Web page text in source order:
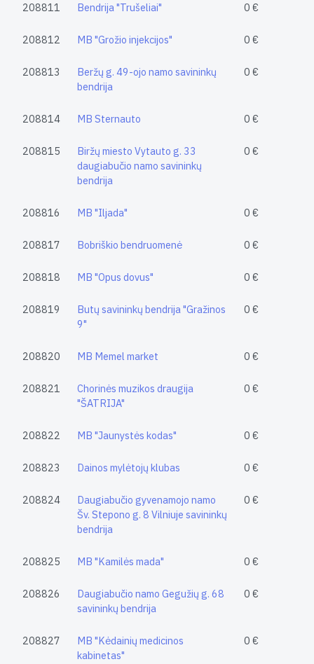
208811 Bendrija "Trušeliai" 0 €
208812 MB "Grožio injekcijos" 0 €
208813
Beržų g. 49-ojo namo savininkų
bendrija
0 €
208814 MB Sternauto 0 €
208815
Biržų miesto Vytauto g. 33
daugiabučio namo savininkų
bendrija
0 €
208816 MB "Iljada" 0 €
208817 Bobriškio bendruomenė 0 €
208818 MB "Opus dovus" 0 €
208819
Butų savininkų bendrija "Gražinos
9"
0 €
208820 MB Memel market 0 €
208821
Chorinės muzikos draugija
"ŠATRIJA"
0 €
208822 MB "Jaunystės kodas" 0 €
208823 Dainos mylėtojų klubas 0 €
208824
Daugiabučio gyvenamojo namo
Šv. Stepono g. 8 Vilniuje savininkų
bendrija
0 €
208825 MB "Kamilės mada" 0 €
208826
Daugiabučio namo Gegužių g. 68
savininkų bendrija
0 €
208827
MB "Kėdainių medicinos
kabinetas"
0 €